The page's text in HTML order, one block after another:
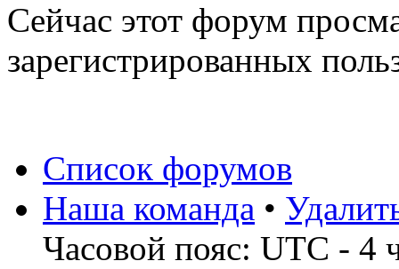
Сейчас этот форум
зарегистрированных
Список форумов
Наша команда •
Часовой пояс: UTC - 4